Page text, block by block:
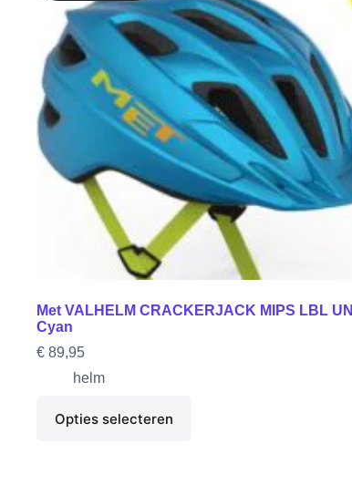
Met VALHELM CRACKERJACK MIPS LBL UNI
Cyan
€ 89,95
helm
Opties selecteren